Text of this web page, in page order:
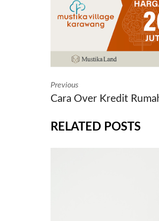
Previous
Cara Over Kredit
RELATED POSTS